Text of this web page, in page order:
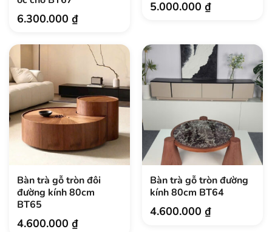
6.300.000₫
5.000.000₫
Bàn trà gỗ tròn đôi
đường kính 80cm
BT65
4.600.000₫
Bàn trà gỗ tròn đường
kính 80cm BT64
4.600.000₫